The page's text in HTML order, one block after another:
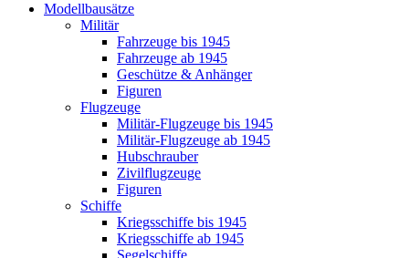
Modellbausätze
Militär
Fahrzeuge bis 1945
Fahrzeuge ab 1945
Geschütze & Anhänger
Figuren
Flugzeuge
Militär-Flugzeuge bis 1945
Militär-Flugzeuge ab 1945
Hubschrauber
Zivilflugzeuge
Figuren
Schiffe
Kriegsschiffe bis 1945
Kriegsschiffe ab 1945
Segelschiffe